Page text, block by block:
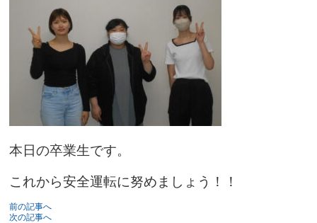
本日の卒業生です。
これから安全運転に努めましょう！！
前の記事へ
次の記事へ